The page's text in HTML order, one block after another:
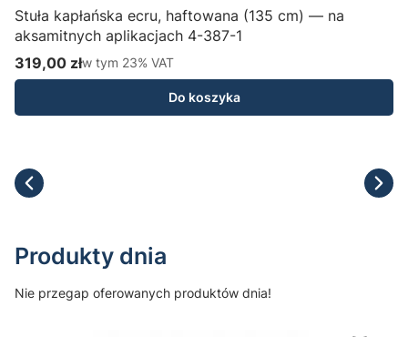
Stuła kapłańska ecru, haftowana (135 cm) — na
aksamitnych aplikacjach 4-387-1
Cena brutto
319,00 złw tym %s VAT
w tym 23% VAT
Do koszyka
Produkty dnia
Nie przegap oferowanych produktów dnia!